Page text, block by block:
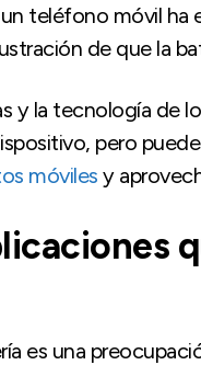
teléfono móvil
de que la
y la tecnología de
pero
móviles y
es una